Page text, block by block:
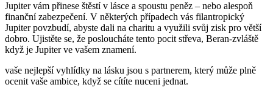
Jupiter vám přinese štěstí v lásce a spoustu peněz – nebo alespoň
finanční zabezpečení. V některých případech vás filantropický
Jupiter povzbudí, abyste dali na charitu a využili svůj zisk pro větší
dobro. Ujistěte se, že posloucháte tento pocit střeva, Beran-zvláště
když je Jupiter ve vašem znamení.
vaše nejlepší vyhlídky na lásku jsou s partnerem, který může plně
ocenit vaše ambice, když se cítíte nuceni jednat.